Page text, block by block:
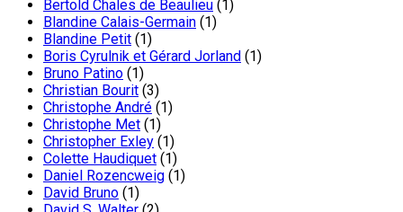
Bertold Chales de Beaulieu (1)
Blandine Calais-Germain (1)
Blandine Petit (1)
Boris Cyrulnik et Gérard Jorland (1)
Bruno Patino (1)
Christian Bourit (3)
Christophe André (1)
Christophe Met (1)
Christopher Exley (1)
Colette Haudiquet (1)
Daniel Rozencweig (1)
David Bruno (1)